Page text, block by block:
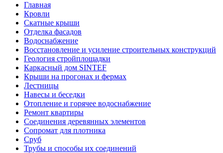
Главная
Кровли
Скатные крыши
Отделка фасадов
Водоснабжение
Восстановление и усиление строительных конструкций
Геология стройплощадки
Каркасный дом SINTEF
Крыши на прогонах и фермах
Лестницы
Навесы и беседки
Отопление и горячее водоснабжение
Ремонт квартиры
Соединения деревянных элементов
Сопромат для плотника
Сруб
Трубы и способы их соединений